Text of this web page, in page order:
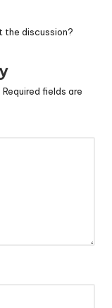
the discussion?
Required fields are